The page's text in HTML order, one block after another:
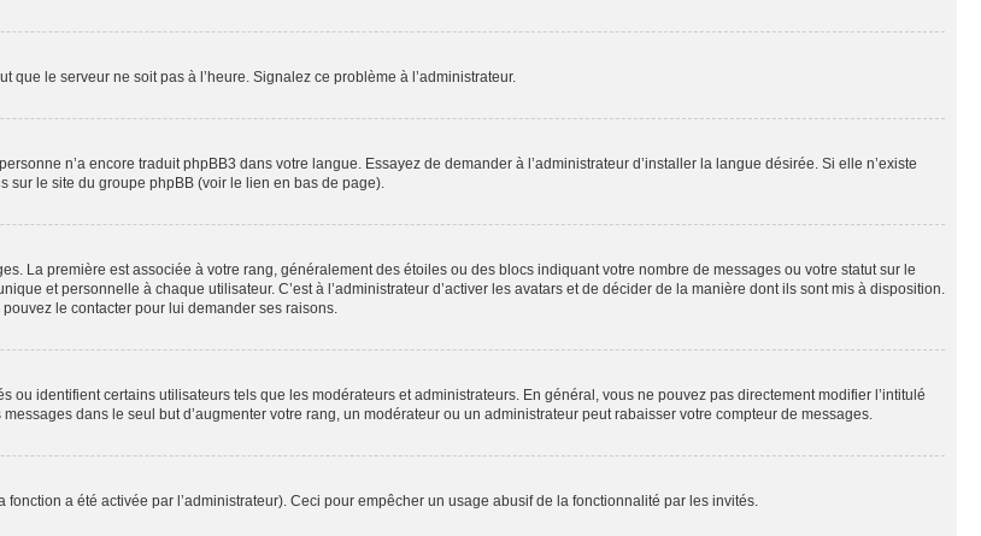
que le serveur ne soit pas à l’heure. Signalez ce problème à l’administrateur.
n’a encore traduit phpBB3 dans votre langue. Essayez de demander à l’administrateur d’installer la langue désirée. Si elle n’existe
sur le site du groupe phpBB (voir le lien en bas de page).
La première est associée à votre rang, généralement des étoiles ou des blocs indiquant votre nombre de messages ou votre statut sur le
et personnelle à chaque utilisateur. C’est à l’administrateur d’activer les avatars et de décider de la manière dont ils sont mis à disposition.
pouvez le contacter pour lui demander ses raisons.
identifient certains utilisateurs tels que les modérateurs et administrateurs. En général, vous ne pouvez pas directement modifier l’intitulé
dans le seul but d’augmenter votre rang, un modérateur ou un administrateur peut rabaisser votre compteur de messages.
a été activée par l’administrateur). Ceci pour empêcher un usage abusif de la fonctionnalité par les invités.